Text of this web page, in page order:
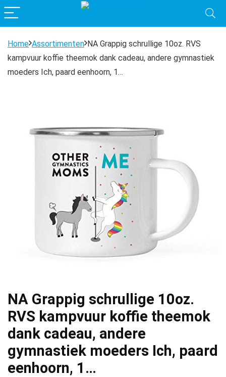
Home Assortimenten NA Grappig schrullige 10oz. RVS
kampvuur koffie theemok dank cadeau, andere gymnastiek
moeders Ich, paard eenhoorn, 1…
NA Grappig schrullige 10oz.
RVS kampvuur koffie theemok
dank cadeau, andere
gymnastiek moeders Ich, paard
eenhoorn, 1…